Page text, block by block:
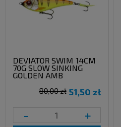
DEVIATOR SWIM 14CM
70G SLOW SINKING
GOLDEN AMB
51,50 zł
80,00 zł
- +